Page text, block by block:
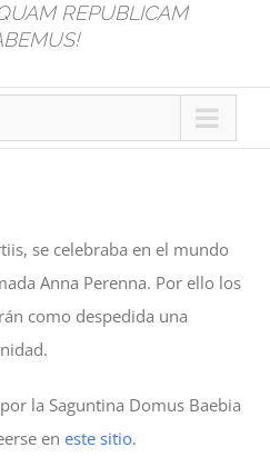
REPUBLICAM
se celebraba en el mundo
Anna Perenna. Por ello los
como despedida una
la Saguntina Domus Baebia
eneste sitio.